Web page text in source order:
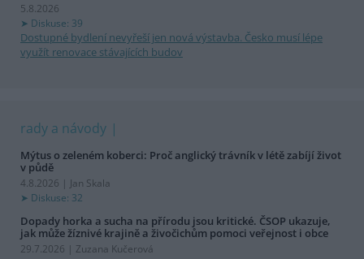
5.8.2026
Diskuse: 39
Dostupné bydlení nevyřeší jen nová výstavba. Česko musí lépe
využít renovace stávajících budov
rady a návody
Mýtus o zeleném koberci: Proč anglický trávník v létě zabíjí život
v půdě
4.8.2026 | Jan Skala
Diskuse: 32
Dopady horka a sucha na přírodu jsou kritické. ČSOP ukazuje,
jak může žíznivé krajině a živočichům pomoci veřejnost i obce
29.7.2026 | Zuzana Kučerová